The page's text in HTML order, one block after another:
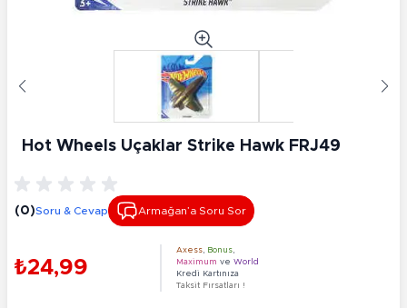
Hot Wheels Uçaklar Strike Hawk FRJ49
(0)Soru & Cevap Armağan’a Soru Sor
₺24,99
Axess Bonus
Maximum ve World
Kredi Kartınıza
Taksit Fırsatları !